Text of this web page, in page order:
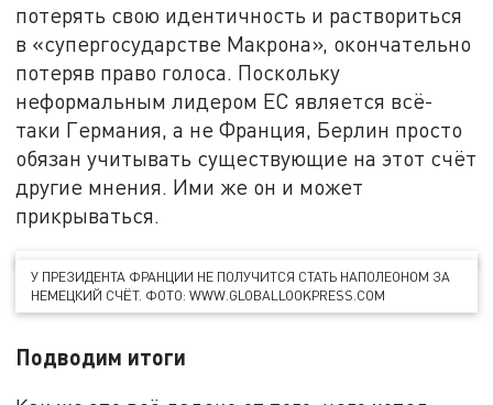
потерять свою идентичность и раствориться
в «супергосударстве Макрона», окончательно
потеряв право голоса. Поскольку
неформальным лидером ЕС является всё-
таки Германия, а не Франция, Берлин просто
обязан учитывать существующие на этот счёт
другие мнения. Ими же он и может
прикрываться.
У ПРЕЗИДЕНТА ФРАНЦИИ НЕ ПОЛУЧИТСЯ СТАТЬ НАПОЛЕОНОМ ЗА
НЕМЕЦКИЙ СЧЁТ. ФОТО: WWW.GLOBALLOOKPRESS.COM
Подводим итоги